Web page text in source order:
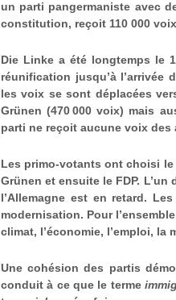
un parti pangermaniste avec
constitution, reçoit 110 000
Die Linke a été longtemps le 1
réunification jusqu’à l’arrivée
les voix se sont déplacées
Grünen (470 000 voix) mais
parti ne reçoit aucune voix des
Les primo-votants ont choisi le
Grünen et ensuite le FDP.
l’Allemagne est en retard.
modernisation. Pour
climat, l’économie, l’emploi, la
Une cohésion des partis
conduit à ce que le terme